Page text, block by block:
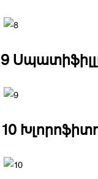
9
10